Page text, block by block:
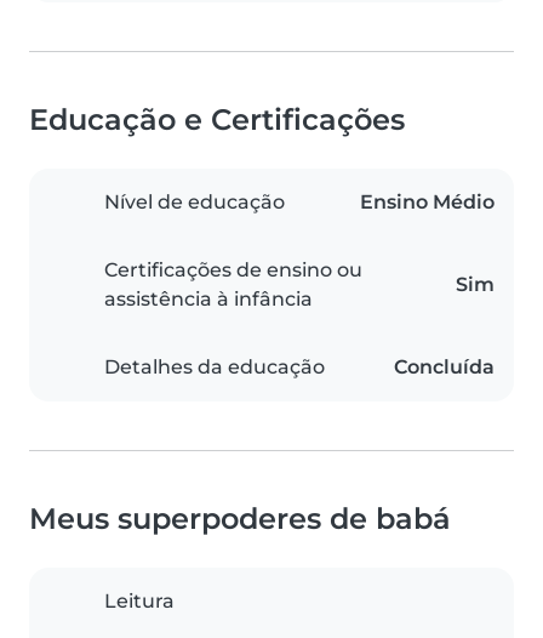
Educação e Certificações
Nível de educação Ensino Médio
Certificações de ensino ou
assistência à infância
Sim
Detalhes da educação Concluída
Meus superpoderes de babá
Leitura